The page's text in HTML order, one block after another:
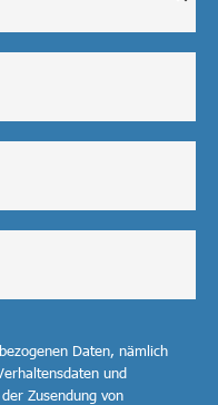
Daten, nämlich
und
Zusendung von